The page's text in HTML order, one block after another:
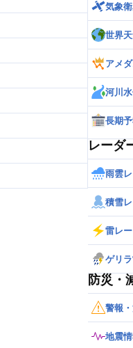
気象
世界
アメ
河川
長期
レーダ
雨雲
積雪
雷レ
ゲリ
防災・
警報
地震